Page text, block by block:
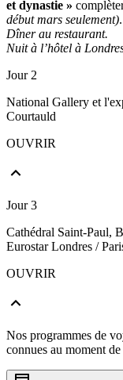
et dynastie »
début mars seulement).
Dîner au restaurant.
Nuit à l’hôtel à
Jour 2
National Gallery et
Courtauld
OUVRIR
Jour 3
Cathédral Saint-Paul,
Eurostar Londres /
OUVRIR
Nos programmes de
connues au moment